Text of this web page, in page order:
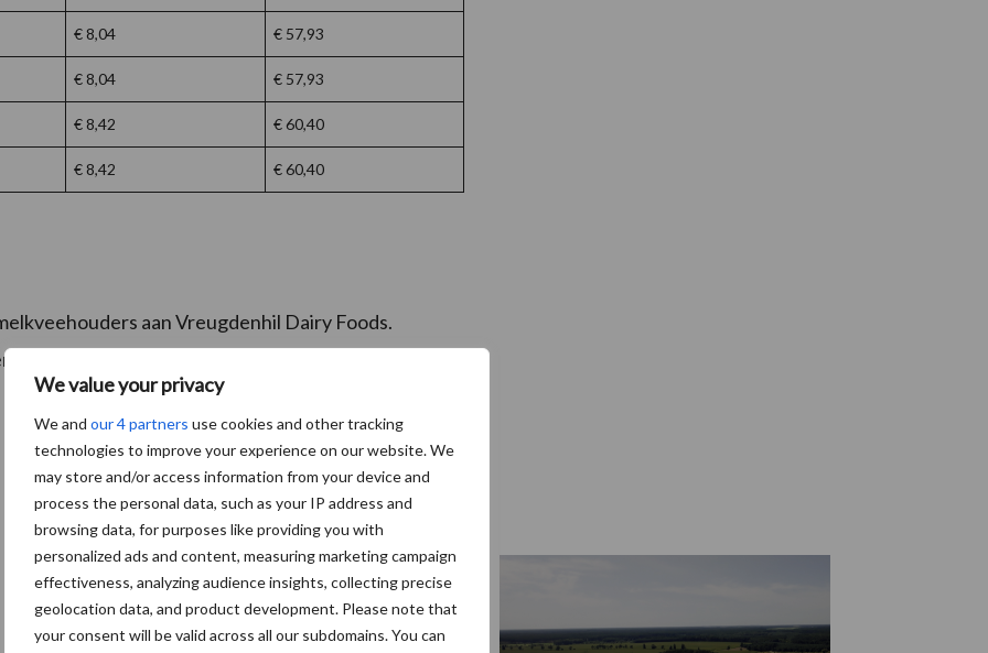
We value your privacy
We and our 4 partners use cookies and other tracking
technologies to improve your experience on our website. We
may store and/or access information from your device and
process the personal data, such as your IP address and
browsing data, for purposes like providing you with
personalized ads and content, measuring marketing campaign
effectiveness, analyzing audience insights, collecting precise
geolocation data, and product development. Please note that
your consent will be valid across all our subdomains. You can
€ 8,04 € 57,93
€ 8,04 € 57,93
€ 8,42 € 60,40
€ 8,42 € 60,40
aan Vreugdenhil Dairy Foods.
melkveehouders die melk willen leveren voor